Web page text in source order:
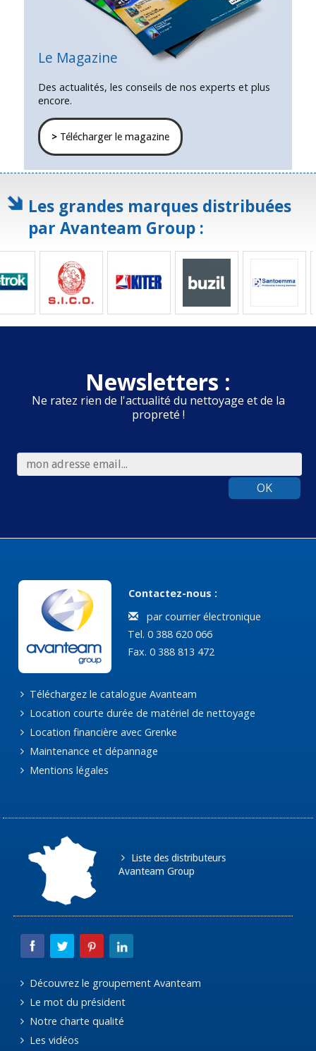
Le Magazine
Des actualités, les conseils de nos experts et plus
encore.
>Télécharger le magazine
Les grandes marques distribuées
par Avanteam Group :
Newsletters :
Ne ratez rien de l'actualité du nettoyage et de la
propreté !
OK
Contactez-nous :
par courrier électronique
Tel. 0 388 620 066
Fax. 0 388 813 472
Téléchargez le catalogue Avanteam
Location courte durée de matériel de nettoyage
Location financière avec Grenke
Maintenance et dépannage
Mentions légales
Liste des distributeurs
Avanteam Group
Découvrez le groupement Avanteam
Le mot du président
Notre charte qualité
Les vidéos